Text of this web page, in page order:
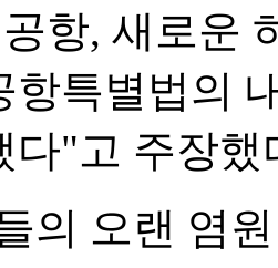
항, 새로운
항특별법의
다"고 주장했
의 오랜 염